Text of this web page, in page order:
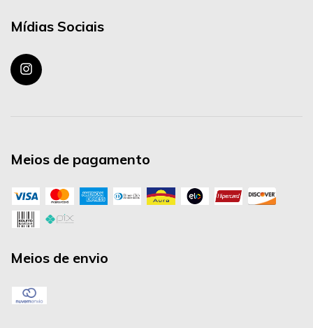
Mídias Sociais
Meios de pagamento
Meios de envio